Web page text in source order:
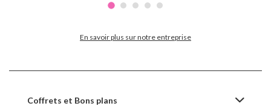
En savoir plus sur notre entreprise
Coffrets et Bons plans